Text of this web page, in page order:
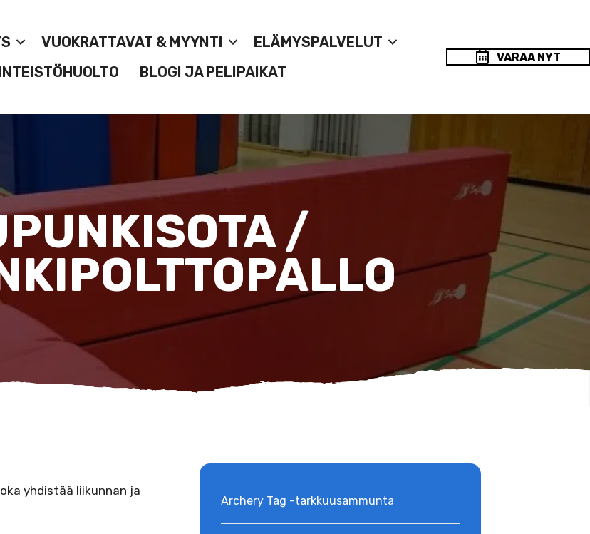
VUOKRATTAVAT & MYYNTI
ELÄMYSPALVELUT
BLOGI JA PELIPAIKAT
VARAA NYT
/
yhdistää liikunnan ja
Archery Tag -tarkkuusammunta